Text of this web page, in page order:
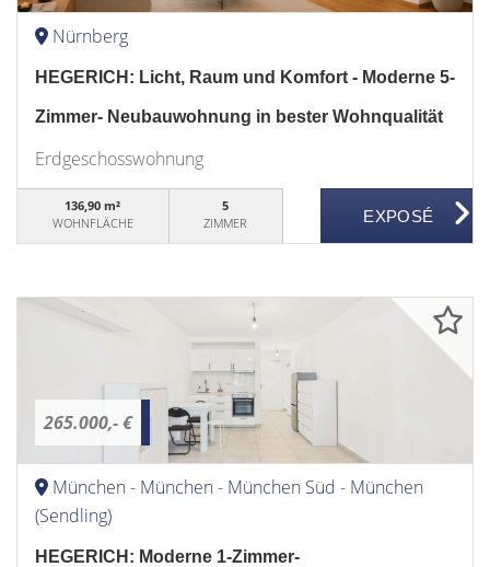
Nürnberg
HEGERICH: Licht, Raum und Komfort - Moderne 5-
Zimmer- Neubauwohnung in bester Wohnqualität
Erdgeschosswohnung
136,90 m²
WOHNFLÄCHE
5
ZIMMER
265.000,- €
München - München - München Süd - München
(Sendling)
HEGERICH: Moderne 1-Zimmer-